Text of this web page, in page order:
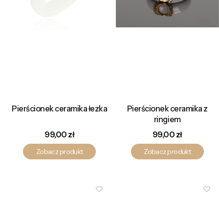
Pierścionek ceramika łezka
Cena
99,00 zł
Zobacz produkt
Pierścionek ceramika z
ringiem
Cena
99,00 zł
Zobacz produkt